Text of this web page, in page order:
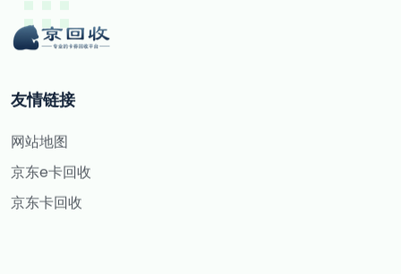
友情链接
网站地图
京东e卡回收
京东卡回收